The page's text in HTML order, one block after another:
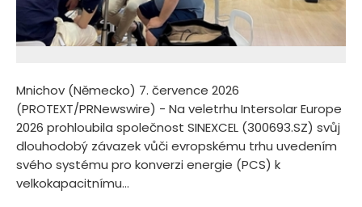
Mnichov (Německo) 7. července 2026
(PROTEXT/PRNewswire) - Na veletrhu Intersolar Europe
2026 prohloubila společnost SINEXCEL (300693.SZ) svůj
dlouhodobý závazek vůči evropskému trhu uvedením
svého systému pro konverzi energie (PCS) k
velkokapacitnímu...